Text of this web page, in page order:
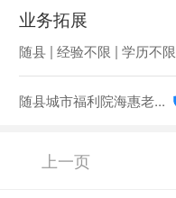
业务拓展
随县 | 经验不限 | 学历不限
随县城市福利院海惠老...
上一页